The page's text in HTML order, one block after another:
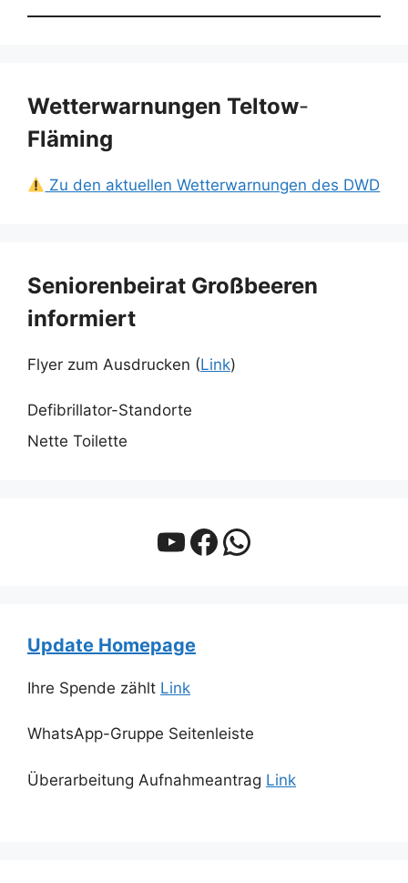
Wetterwarnungen Teltow-
Fläming
Zu den aktuellen Wetterwarnungen des DWD
Seniorenbeirat Großbeeren
informiert
Flyer zum Ausdrucken (Link)
Defibrillator-Standorte
Nette Toilette
YouTube
Facebook
WhatsApp
Update Homepage
Ihre Spende zählt Link
WhatsApp-Gruppe Seitenleiste
Überarbeitung Aufnahmeantrag Link